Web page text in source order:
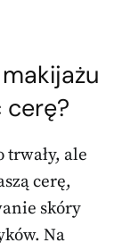
trwały, ale
cerę,
skóry
Na